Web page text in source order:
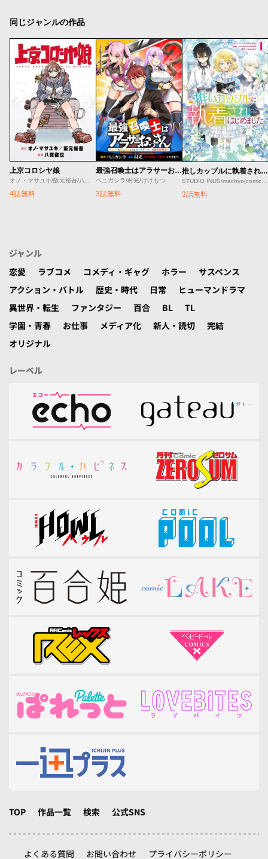
同じジャンルの作品
上京コロシヤ娘
4話無料
最強召喚士はアラサーおっさん 〜カードを親に処分されたカードゲーマーの異世界無双〜
ベニガシラ/村光/けけもつ
3話無料
推しカップルに執着されはじめました
STUDIO INUS/machyo(comicloft)/Joowinter
3話無料
ジャンル
恋愛
ラブコメ コメディ・ギャグ ホラー
サスペンス
アクション・バトル
歴史・時代 日常
ヒューマンドラマ
異世界・転生
ファンタジー 百合 BL
TL
学園・青春
お仕事 メディア化 新人・読切
完結
オリジナル
レーベル
TOP 作品一覧 検索 公式SNS
よくある質問 お問い合わせ プライバシーポリシー